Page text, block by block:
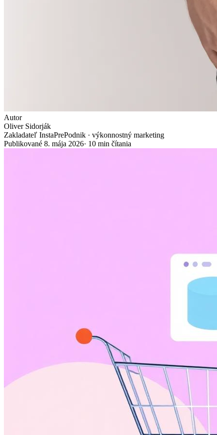
Autor
Oliver Sidorják
Zakladateľ InstaPrePodnik · výkonnostný marketing
Publikované 8. mája 2026· 10 min čítania